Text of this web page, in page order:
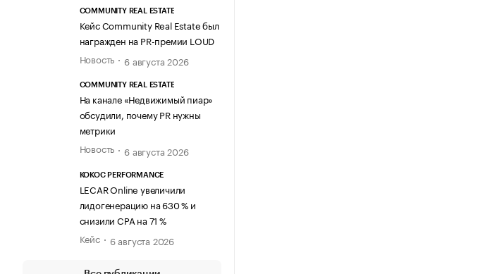
COMMUNITY REAL ESTATE
Кейс Community Real Estate был
награжден на PR-премии LOUD
Новость
6 августа 2026
COMMUNITY REAL ESTATE
На канале «Недвижимый пиар»
обсудили, почему PR нужны
метрики
Новость
6 августа 2026
KOKOC PERFORMANCE
LECAR Online увеличили
лидогенерацию на 630 % и
снизили CPA на 71 %
Кейс
6 августа 2026